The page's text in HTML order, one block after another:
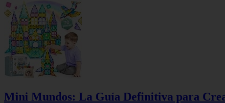
Mini Mundos: La Guía Definitiva para